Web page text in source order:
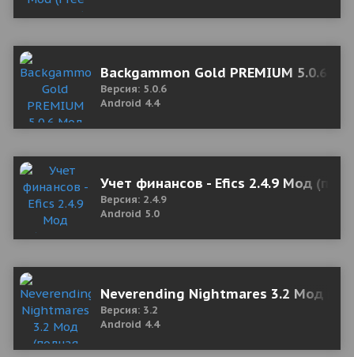
Backgammon Gold PREMIUM 5.0.6
Версия: 5.0.6
Android 4.4
Учет финансов - Efics 2.4.9 Мод
Версия: 2.4.9
Android 5.0
Neverending Nightmares 3.2 Мод
Версия: 3.2
Android 4.4